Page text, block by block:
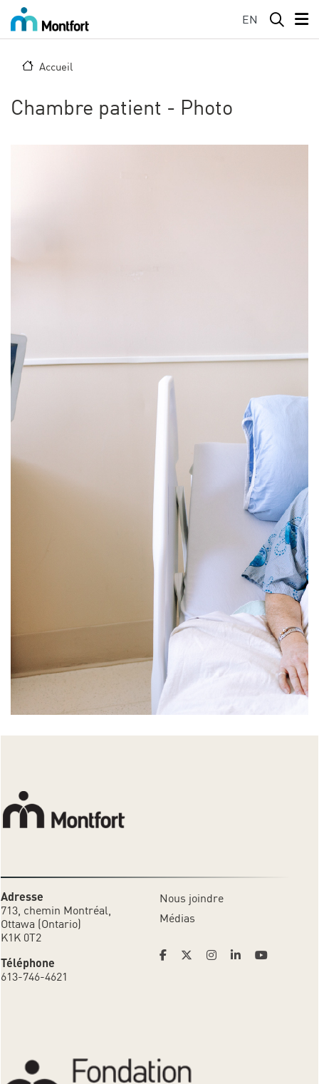
Aller au contenu principal
EN
Accueil
Chambre patient - Photo
Adresse
713, chemin Montréal,
Ottawa (Ontario)
K1K 0T2
Téléphone
613-746-4621
Nous joindre
Médias